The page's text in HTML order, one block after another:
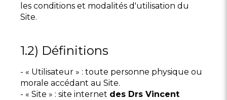
les conditions et modalités d'utilisation du
Site.
1.2) Définitions
- « Utilisateur » : toute personne physique ou
morale accédant au Site.
- « Site » : site internet des Drs Vincent